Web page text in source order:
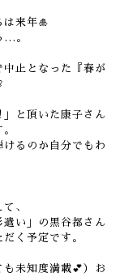
は来年🎍
…。
止となった『春が
と頂いた康子さん
るのか自分でもわ
、
遣い」の黒谷都さん
く予定です。
未知度満載💕）お